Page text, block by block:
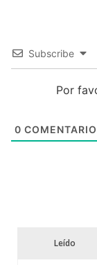
Subscribe
Por
0
Leído